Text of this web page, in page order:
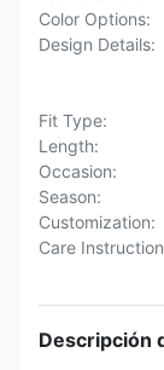
Color Options:
Design Details:
Fit Type:
Length:
Occasion:
Season:
Customization:
Care
Descripción